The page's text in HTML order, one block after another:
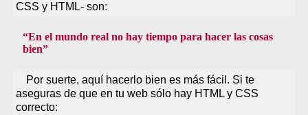
CSS y HTML- son:
En el mundo real no hay tiempo para hacer las cosas
bien
Por suerte, aquí hacerlo bien es más fácil. Si te
aseguras de que en tu web sólo hay HTML y CSS
correcto: